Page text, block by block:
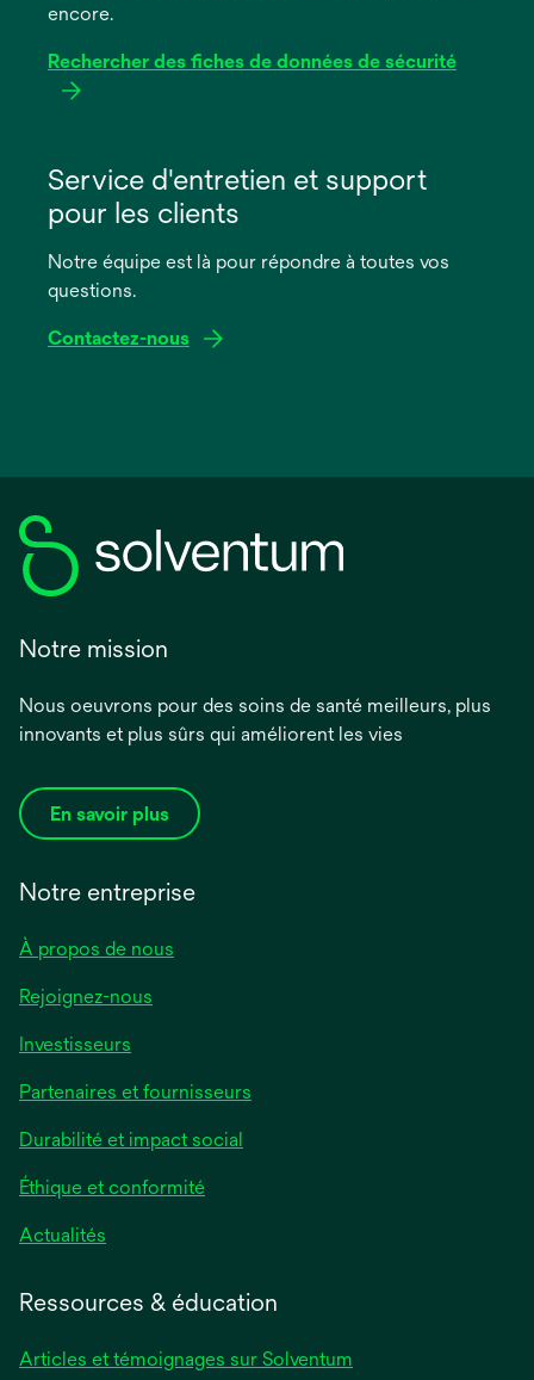
encore.
Rechercher des fiches de données de sécurité
dans
nouvel
onglet
Service d'entretien et support
pour les clients
Notre équipe est là pour répondre à toutes vos
questions.
Contactez-nous
Notre mission
Nous oeuvrons pour des soins de santé meilleurs, plus
innovants et plus sûrs qui améliorent les vies
En savoir plus
Notre entreprise
À propos de nous
Rejoignez-nous
Investisseurs
Partenaires et fournisseurs
Durabilité et impact social
Éthique et conformité
Actualités
Ressources & éducation
Articles et témoignages sur Solventum